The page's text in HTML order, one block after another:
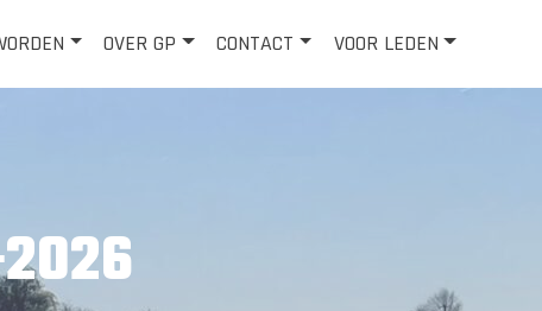
OVER GP CONTACT VOOR LEDEN